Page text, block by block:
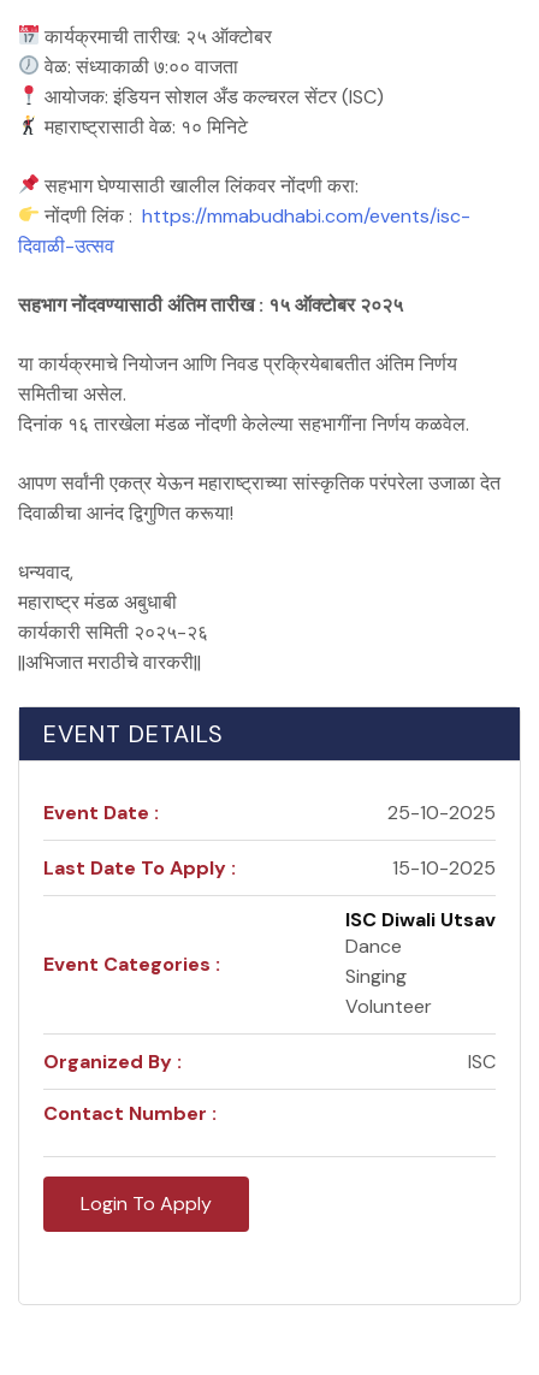
कार्यक्रमाची तारीख: २५ ऑक्टोबर
वेळ: संध्याकाळी ७:०० वाजता
आयोजक: इंडियन सोशल अँड कल्चरल सेंटर (ISC)
महाराष्ट्रासाठी वेळ: १० मिनिटे
सहभाग घेण्यासाठी खालील लिंकवर नोंदणी करा:
नोंदणी लिंक :https://mmabudhabi.com/events/isc-
दिवाळी-उत्सव
सहभाग नोंदवण्यासाठी अंतिम तारीख : १५ ऑक्टोबर २०२५
या कार्यक्रमाचे नियोजन आणि निवड प्रक्रियेबाबतीत अंतिम निर्णय
समितीचा असेल.
दिनांक १६ तारखेला मंडळ नोंदणी केलेल्या सहभागींना निर्णय कळवेल.
आपण सर्वांनी एकत्र येऊन महाराष्ट्राच्या सांस्कृतिक परंपरेला उजाळा देत
दिवाळीचा आनंद द्विगुणित करूया!
धन्यवाद,
महाराष्ट्र मंडळ अबुधाबी
कार्यकारी समिती २०२५-२६
||अभिजात मराठीचे वारकरी||
EVENT DETAILS
Event Date : 25-10-2025
Last Date To Apply : 15-10-2025
Event Categories :
ISC Diwali Utsav
Dance
Singing
Volunteer
Organized By : ISC
Contact Number :
Login To Apply